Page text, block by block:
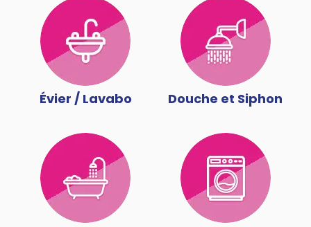
Évier / Lavabo Douche et Siphon